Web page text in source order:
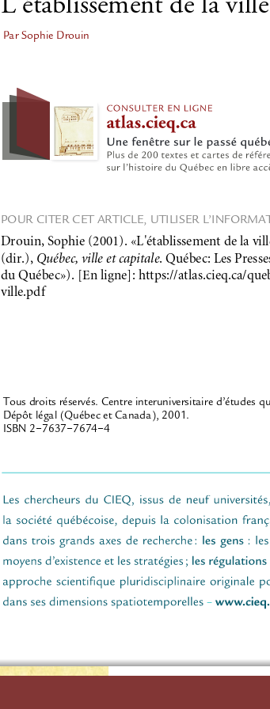
POUR CITER CET ARTICLE, UTILISER
Drouin, Sophie (2001). «L'établissement de la
(dir.), Québec, ville et capitale. Québec: Les
du Québec»). [En ligne]: https://atlas.cieq.ca/
ville.pdf
Tous droits réservés. Centre interuniversitaire d’études
Dépôt légal (Québec et Canada), 2001.
ISBN 2‐ 7637‐ 7674‐ 4
Par Sophie Drouin
L'établissement de la ville